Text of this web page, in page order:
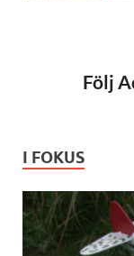
Följ
I FOKUS